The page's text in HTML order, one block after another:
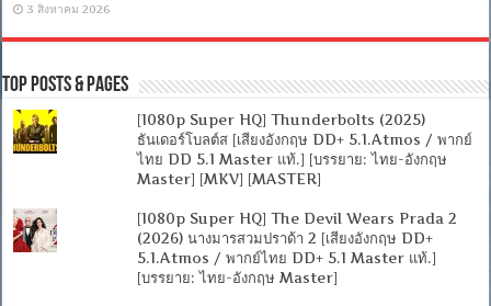
3 สิงหาคม 2026
Top Posts & Pages
[1080p Super HQ] Thunderbolts (2025)
ธันเดอร์โบลต์ส [เสียงอังกฤษ DD+ 5.1.Atmos / พากย์
ไทย DD 5.1 Master แท้.] [บรรยาย: ไทย-อังกฤษ
Master] [MKV] [MASTER]
[1080p Super HQ] The Devil Wears Prada 2
(2026) นางมารสวมปราด้า 2 [เสียงอังกฤษ DD+
5.1.Atmos / พากย์ไทย DD+ 5.1 Master แท้.]
[บรรยาย: ไทย-อังกฤษ Master]